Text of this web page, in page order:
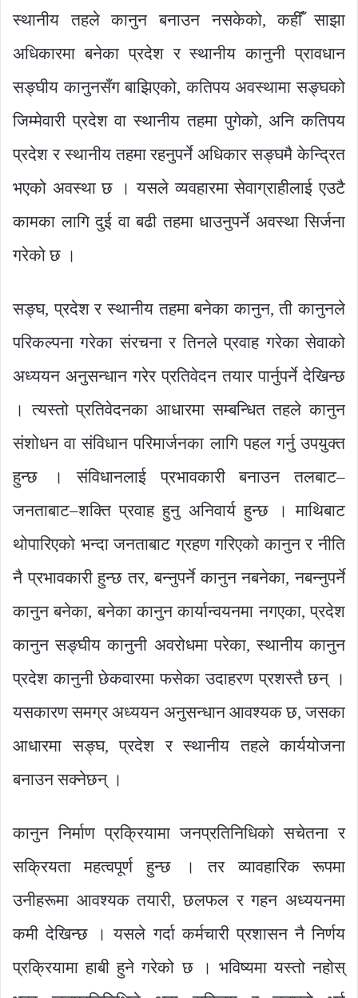
स्थानीय तहले कानुन बनाउन नसकेको, कहींँ साझा
अधिकारमा बनेका प्रदेश र स्थानीय कानुनी प्रावधान
सङ्घीय कानुनसँग बाझिएको, कतिपय अवस्थामा सङ्घको
जिम्मेवारी प्रदेश वा स्थानीय तहमा पुगेको, अनि कतिपय
प्रदेश र स्थानीय तहमा रहनुपर्ने अधिकार सङ्घमै केन्द्रित
भएको अवस्था छ । यसले व्यवहारमा सेवाग्राहीलाई एउटै
कामका लागि दुई वा बढी तहमा धाउनुपर्ने अवस्था सिर्जना
गरेको छ ।
सङ्घ, प्रदेश र स्थानीय तहमा बनेका कानुन, ती कानुनले
परिकल्पना गरेका संरचना र तिनले प्रवाह गरेका सेवाको
अध्ययन अनुसन्धान गरेर प्रतिवेदन तयार पार्नुपर्ने देखिन्छ
। त्यस्तो प्रतिवेदनका आधारमा सम्बन्धित तहले कानुन
संशोधन वा संविधान परिमार्जनका लागि पहल गर्नु उपयुक्त
हुन्छ । संविधानलाई प्रभावकारी बनाउन तलबाट–
जनताबाट–शक्ति प्रवाह हुनु अनिवार्य हुन्छ । माथिबाट
थोपारिएको भन्दा जनताबाट ग्रहण गरिएको कानुन र नीति
नै प्रभावकारी हुन्छ तर, बन्नुपर्ने कानुन नबनेका, नबन्नुपर्ने
कानुन बनेका, बनेका कानुन कार्यान्वयनमा नगएका, प्रदेश
कानुन सङ्घीय कानुनी अवरोधमा परेका, स्थानीय कानुन
प्रदेश कानुनी छेकवारमा फसेका उदाहरण प्रशस्तै छन् ।
यसकारण समग्र अध्ययन अनुसन्धान आवश्यक छ, जसका
आधारमा सङ्घ, प्रदेश र स्थानीय तहले कार्ययोजना
बनाउन सक्नेछन् ।
कानुन निर्माण प्रक्रियामा जनप्रतिनिधिको सचेतना र
सक्रियता महत्वपूर्ण हुन्छ । तर व्यावहारिक रूपमा
उनीहरूमा आवश्यक तयारी, छलफल र गहन अध्ययनमा
कमी देखिन्छ । यसले गर्दा कर्मचारी प्रशासन नै निर्णय
प्रक्रियामा हाबी हुने गरेको छ । भविष्यमा यस्तो नहोस्